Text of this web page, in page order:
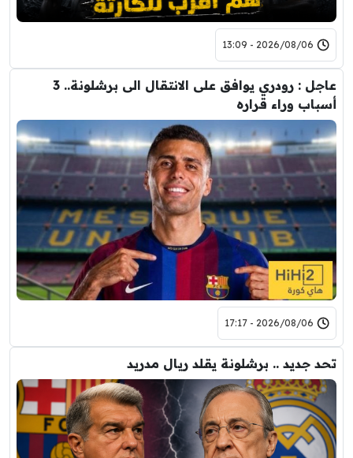
2026/08/06 - 13:09
عاجل : رودري يوافق على الانتقال الى برشلونة.. 3
أسباب وراء قراره
2026/08/06 - 17:17
تحد جديد .. برشلونة يقلد ريال مدريد